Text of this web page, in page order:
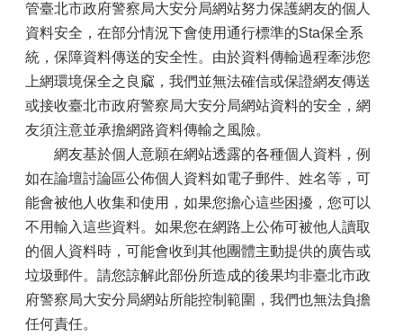
管臺北市政府警察局大安分局網站努力保護網友的個人
資料安全，在部分情況下會使用通行標準的Sta保全系
統，保障資料傳送的安全性。由於資料傳輸過程牽涉您
上網環境保全之良窳，我們並無法確信或保證網友傳送
或接收臺北市政府警察局大安分局網站資料的安全，網
友須注意並承擔網路資料傳輸之風險。
網友基於個人意願在網站透露的各種個人資料，例
如在論壇討論區公佈個人資料如電子郵件、姓名等，可
能會被他人收集和使用，如果您擔心這些困擾，您可以
不用輸入這些資料。如果您在網路上公佈可被他人讀取
的個人資料時，可能會收到其他團體主動提供的廣告或
垃圾郵件。請您諒解此部份所造成的後果均非臺北市政
府警察局大安分局網站所能控制範圍，我們也無法負擔
任何責任。